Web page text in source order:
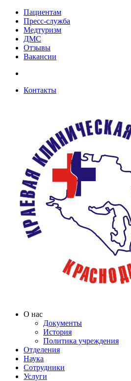
Пациентам
Пресс-служба
Медтуризм
ДМС
Отзывы
Вакансии
Контакты
О нас
Документы
История
Политика учреждения
Отделения
Наука
Сотрудники
Услуги